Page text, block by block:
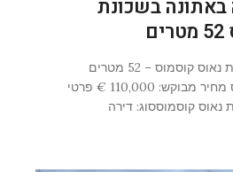
באתונה בשכונת
דירה למכירה בשכונת נאוס קוסמוס – 52 מטרים
בלעדיות לאורבניקוס מחיר מבוקש: 110,000 € פרטי
נאוס קוסמוססוג: דירה